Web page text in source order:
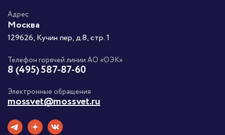
Адрес
Москва
129626, Кучин пер, д.8, стр. 1
Телефон горячей линии АО «ОЭК»
8 (495) 587-87-60
Электронные обращения
mossvet@mossvet.ru